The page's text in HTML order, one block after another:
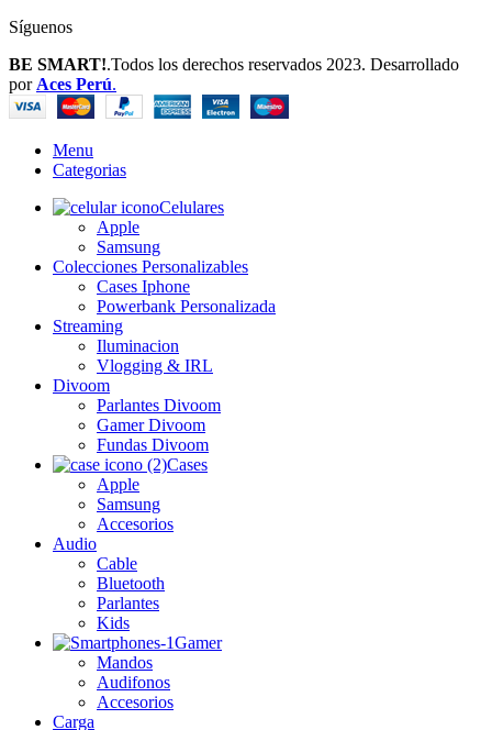
Síguenos
BE SMART!.Todos los derechos reservados 2023. Desarrollado
por Aces Perú.
Menu
Categorias
Celulares
Apple
Samsung
Colecciones Personalizables
Cases Iphone
Powerbank Personalizada
Streaming
Iluminacion
Vlogging & IRL
Divoom
Parlantes Divoom
Gamer Divoom
Fundas Divoom
Cases
Apple
Samsung
Accesorios
Audio
Cable
Bluetooth
Parlantes
Kids
Gamer
Mandos
Audifonos
Accesorios
Carga